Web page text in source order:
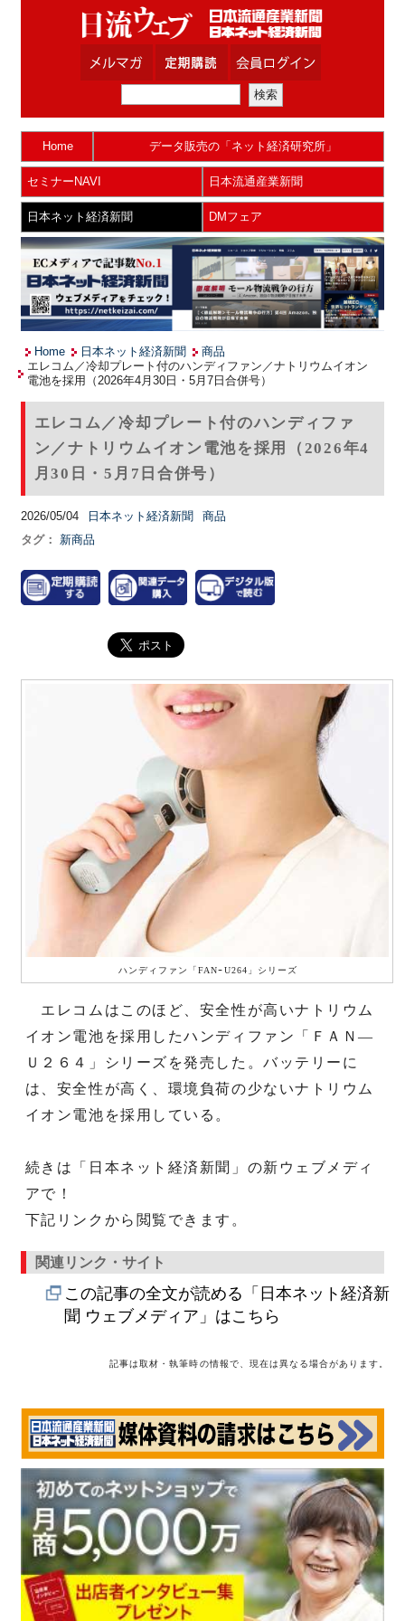
Home データ販売の「ネット経済研究所」
セミナーNAVI 日本流通産業新聞
日本ネット経済新聞 DMフェア
Home 日本ネット経済新聞
商品
エレコム／冷却プレート付のハンディファン／ナトリウムイオン
電池を採用（2026年4月30日・5月7日合併号）
エレコム／冷却プレート付のハンディファ
ン／ナトリウムイオン電池を採用（2026年4
月30日・5月7日合併号）
2026/05/04 日本ネット経済新聞
商品
タグ：
新商品
ハンディファン「FANｰU264」シリーズ
エレコムはこのほど、安全性が高いナトリウム
イオン電池を採用したハンディファン「ＦＡＮ―
Ｕ２６４」シリーズを発売した。バッテリーに
は、安全性が高く、環境負荷の少ないナトリウム
イオン電池を採用している。
続きは「日本ネット経済新聞」の新ウェブメディ
アで！
下記リンクから閲覧できます。
関連リンク・サイト
この記事の全文が読める「日本ネット経済新
聞 ウェブメディア」はこちら
記事は取材・執筆時の情報で、現在は異なる場合があります。